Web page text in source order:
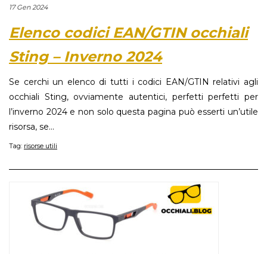
17 Gen 2024
Elenco codici EAN/GTIN occhiali
Sting – Inverno 2024
Se cerchi un elenco di tutti i codici EAN/GTIN relativi agli
occhiali Sting, ovviamente autentici, perfetti perfetti per
l’inverno 2024 e non solo questa pagina può esserti un’utile
risorsa, se...
Tag: risorse utili